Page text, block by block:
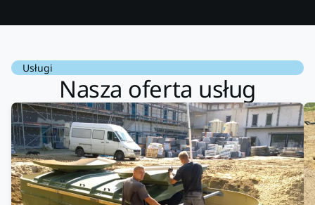
Usługi
Nasza oferta usług